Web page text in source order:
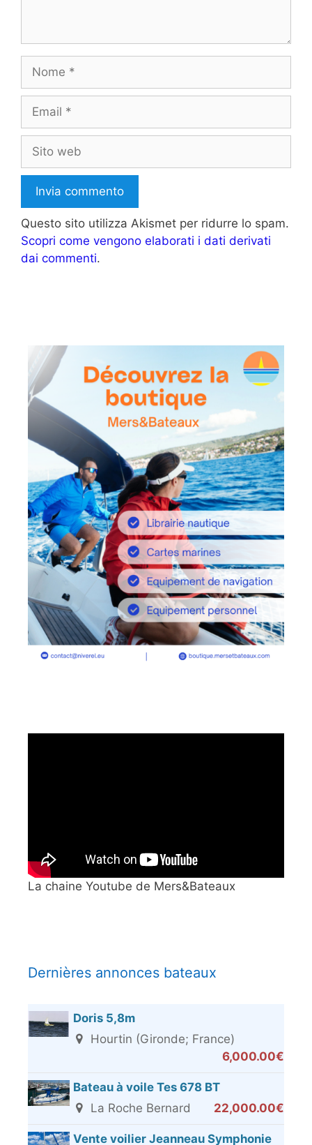
Nome
Email
Sito
web
Questo sito utilizza Akismet per ridurre lo spam.
Scopri come vengono elaborati i dati derivati
dai commenti.
La chaine Youtube de Mers&Bateaux
Dernières annonces bateaux
Doris 5,8m
Hourtin (Gironde; France)
6,000.00€
Bateau à voile Tes 678 BT
La Roche Bernard
22,000.00€
Vente voilier Jeanneau Symphonie